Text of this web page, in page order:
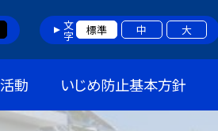
文字 標準 中 大
動 いじめ防止基本方針